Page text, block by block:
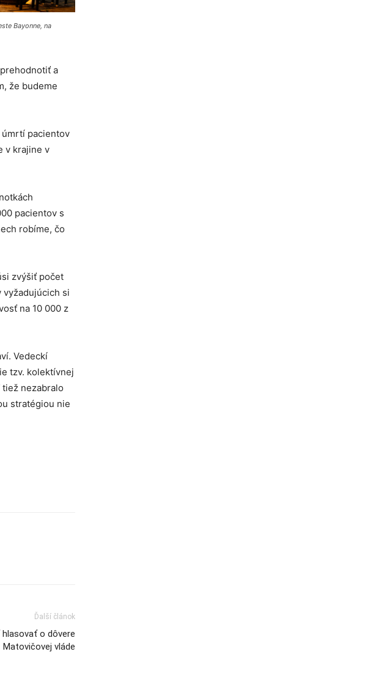
Bayonne, na
a
že budeme
úmrtí pacientov
v krajine v
pacientov s
robíme, čo
zvýšiť počet
vyžadujúcich si
na 10 000 z
Vedeckí
tzv. kolektívnej
nezabralo
stratégiou nie
Ďalší článok
o dôvere
Matovičovej vláde